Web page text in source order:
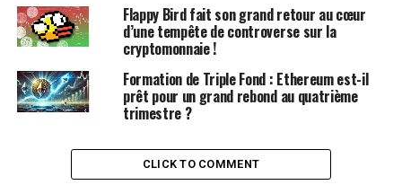
Les Trois Stades de Maturité
des Rollups
En 2022, Buterin a introduit le concept de « roues
rollup. Cela signifie qu’un projet peut être lancé plus
tôt avec des mesures de sécurité en place, même si sa
Flappy Bird fait son grand retour au cœur
d’une tempête de controverse sur la
cryptomonnaie !
Formation de Triple Fond : Ethereum est-il
prêt pour un grand rebond au quatrième
trimestre ?
CLICK TO COMMENT